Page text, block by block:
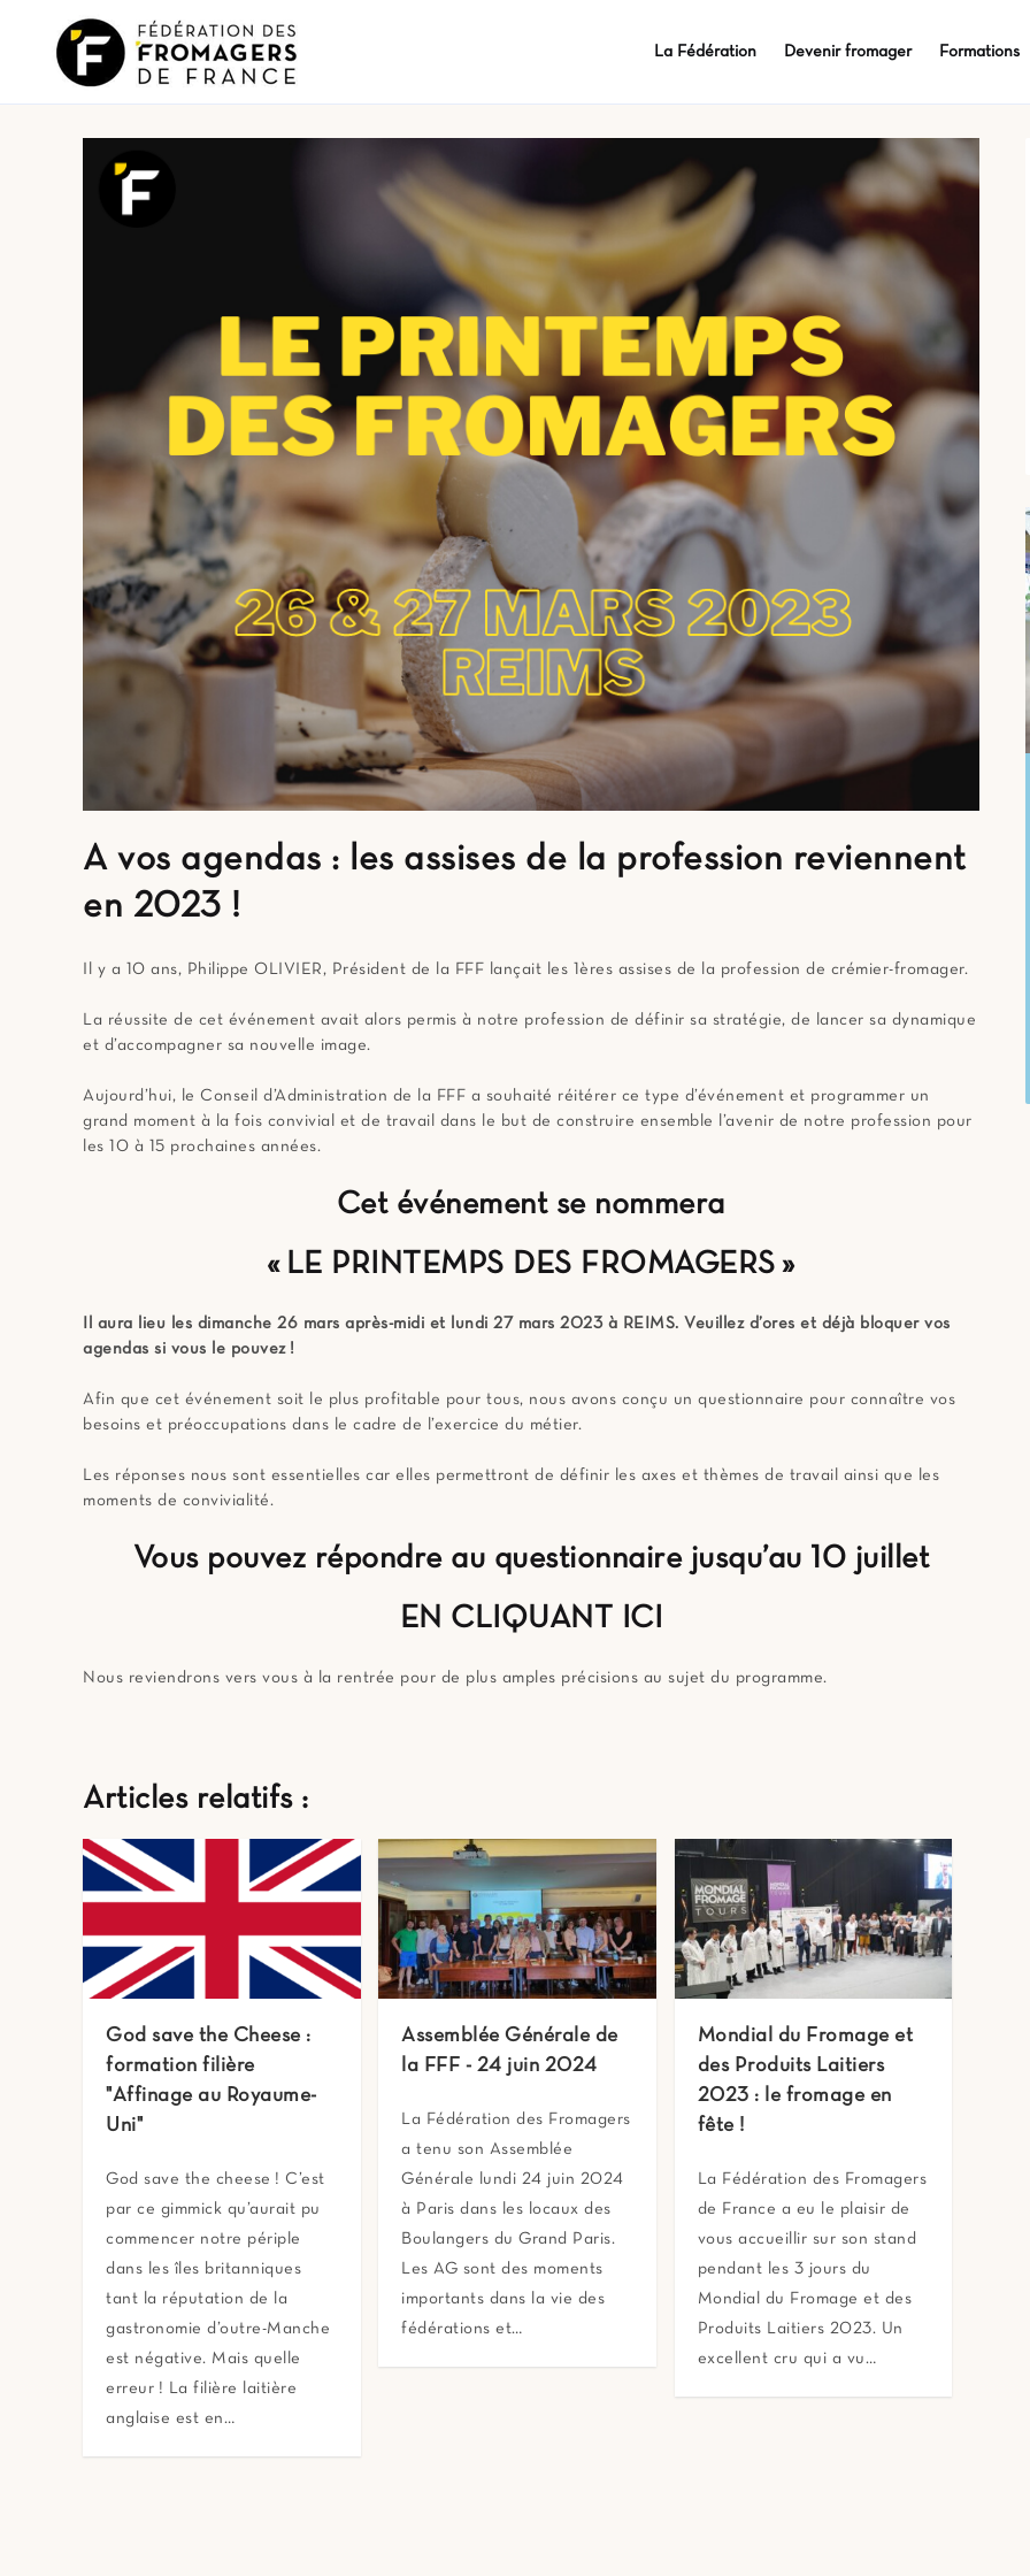
La Fédération Devenir fromager Formations
A vos agendas : les assises de la profession reviennent
en 2023 !
Il y a 10 ans, Philippe OLIVIER, Président de la FFF lançait les 1ères assises de la profession de crémier-fromager.
La réussite de cet événement avait alors permis à notre profession de définir sa stratégie, de lancer sa dynamique
et d’accompagner sa nouvelle image.
Aujourd’hui, le Conseil d’Administration de la FFF a souhaité réitérer ce type d’événement et programmer un
grand moment à la fois convivial et de travail dans le but de construire ensemble l’avenir de notre profession pour
les 10 à 15 prochaines années.
Cet événement se nommera
« LE PRINTEMPS DES FROMAGERS »
Il aura lieu les dimanche 26 mars après-midi et lundi 27 mars 2023 à REIMS. Veuillez d’ores et déjà bloquer vos
agendas si vous le pouvez !
Afin que cet événement soit le plus profitable pour tous, nous avons conçu un questionnaire pour connaître vos
besoins et préoccupations dans le cadre de l’exercice du métier.
Les réponses nous sont essentielles car elles permettront de définir les axes et thèmes de travail ainsi que les
moments de convivialité.
Vous pouvez répondre au questionnaire jusqu’au 10 juillet
EN CLIQUANT ICI
Nous reviendrons vers vous à la rentrée pour de plus amples précisions au sujet du programme.
Articles relatifs :
God save the Cheese :
formation filière
"Affinage au Royaume-
Uni"
God save the cheese ! C’est
par ce gimmick qu’aurait pu
commencer notre périple
dans les îles britanniques
tant la réputation de la
gastronomie d’outre-Manche
est négative. Mais quelle
erreur ! La filière laitière
anglaise est en…
Assemblée Générale de
la FFF - 24 juin 2024
La Fédération des Fromagers
a tenu son Assemblée
Générale lundi 24 juin 2024
à Paris dans les locaux des
Boulangers du Grand Paris.
Les AG sont des moments
importants dans la vie des
fédérations et…
Mondial du Fromage et
des Produits Laitiers
2023 : le fromage en
fête !
La Fédération des Fromagers
de France a eu le plaisir de
vous accueillir sur son stand
pendant les 3 jours du
Mondial du Fromage et des
Produits Laitiers 2023. Un
excellent cru qui a vu…